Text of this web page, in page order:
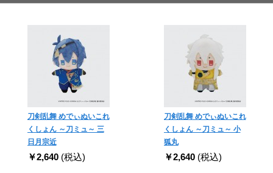
刀剣乱舞 めでぃぬいこれ
くしょん ～刀ミュ～ 三
日月宗近
￥2,640 (税込)
刀剣乱舞 めでぃぬいこれ
くしょん ～刀ミュ～ 小
狐丸
￥2,640 (税込)